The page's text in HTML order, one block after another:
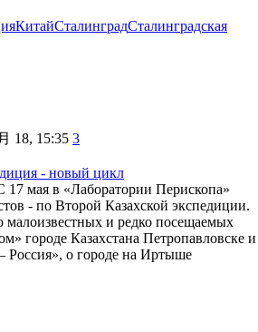
КитайСталинградСталинградская
18, 15:35 3
- новый цикл
мая в «Лаборатории Перископа»
- по Второй Казахской экспедиции.
малоизвестных и редко посещаемых
городе Казахстана Петропавловске и
Россия», о городе на Иртыше